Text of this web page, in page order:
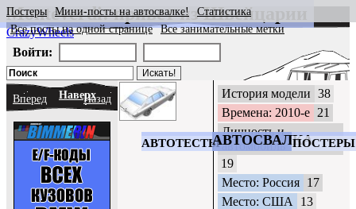
CrazyWheels
АВТОТЕСТЫАВТОСВАЛКАПОСТЕРЫ
Постеры Мини-посты на автосвалке!
Статистика
Все посты на одной странице
Все занимательные метки
Войти:
Вперед НаверхНазад История модели 38
Времена: 2010-е 21
Личность и
автомобиль
19
Место: Россия 17
Место: США
13
Monteverdi: привет из Швейцарии